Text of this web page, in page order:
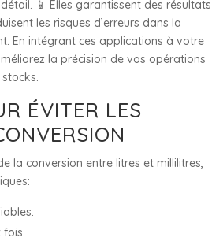
📱 Elles garantissent des résultats
les risques d’erreurs dans la
En intégrant ces applications à votre
la précision de vos opérations
ÉVITER LES
la conversion entre litres et millilitres,
fois.